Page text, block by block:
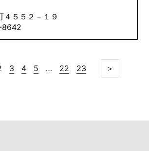
４５５２－１９
8642
3 4 5 … 22 23 ＞